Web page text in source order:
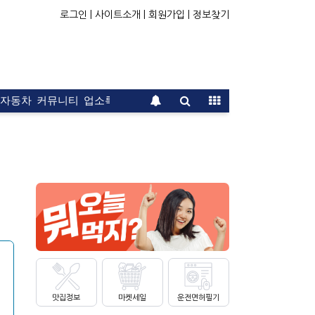
로그인 | 사이트소개 | 회원가입 | 정보찾기
자동차 커뮤니티 업소록 운전면허 문의 광고
맛집정보 마켓세일 운전면허필기